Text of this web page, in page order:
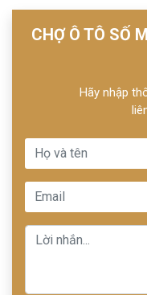
CHỢ Ô TÔ SỐ
Hãy nhập